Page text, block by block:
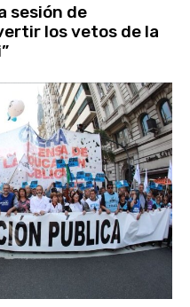
sesión de
los vetos de la